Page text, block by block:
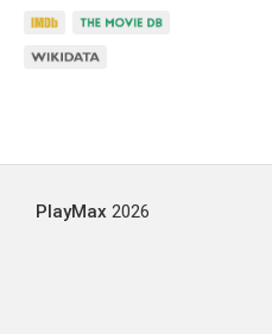
PlayMax 2026